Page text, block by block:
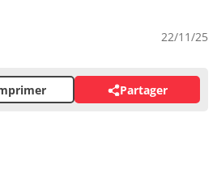
22/11/25
Partager